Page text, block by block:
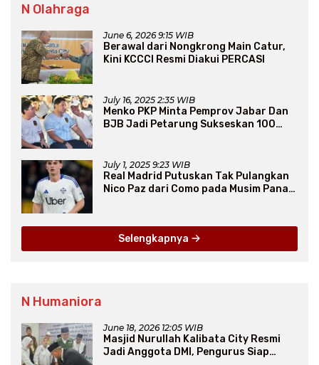
N Olahraga
June 6, 2026 9:15 WIB
Berawal dari Nongkrong Main Catur,
Kini KCCCI Resmi Diakui PERCASI
July 16, 2025 2:35 WIB
Menko PKP Minta Pemprov Jabar Dan
BJB Jadi Petarung Sukseskan 100
July 1, 2025 9:23 WIB
Real Madrid Putuskan Tak Pulangkan
Nico Paz dari Como pada Musim Panas
Selengkapnya
N Humaniora
June 18, 2026 12:05 WIB
Masjid Nurullah Kalibata City Resmi
Jadi Anggota DMI, Pengurus Siap